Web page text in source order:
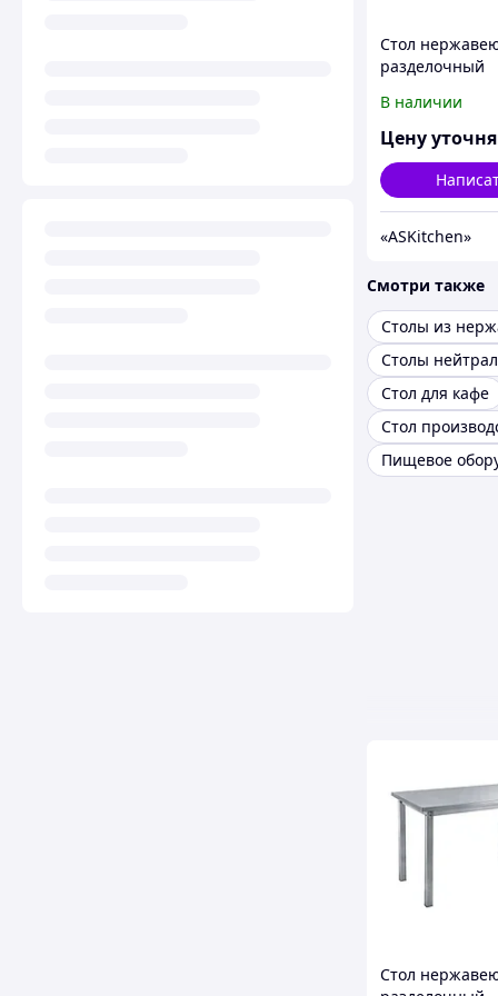
Стол
разделочный
полки
7/6
В наличии
Цену
«ASKitсhen»
Смотри также
Столы
Стол для кафе
Стол